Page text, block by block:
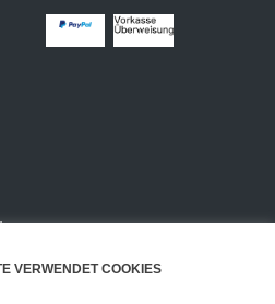
VERWENDET COOKIES